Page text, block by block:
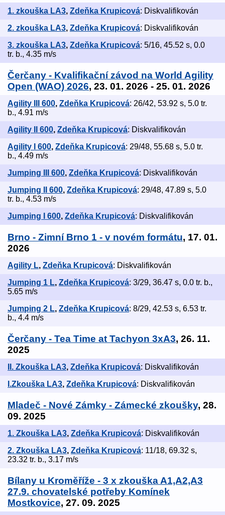
1. zkouška LA3, Zdeňka Krupicová: Diskvalifikován
2. zkouška LA3, Zdeňka Krupicová: Diskvalifikován
3. zkouška LA3, Zdeňka Krupicová: 5/16, 45.52 s, 0.0
tr. b., 4.35 m/s
Čerčany - Kvalifikační závod na World Agility
Open (WAO) 2026, 23. 01. 2026 - 25. 01. 2026
Agility III 600, Zdeňka Krupicová: 26/42, 53.92 s, 5.0 tr.
b., 4.91 m/s
Agility II 600, Zdeňka Krupicová: Diskvalifikován
Agility I 600, Zdeňka Krupicová: 29/48, 55.68 s, 5.0 tr.
b., 4.49 m/s
Jumping III 600, Zdeňka Krupicová: Diskvalifikován
Jumping II 600, Zdeňka Krupicová: 29/48, 47.89 s, 5.0
tr. b., 4.53 m/s
Jumping I 600, Zdeňka Krupicová: Diskvalifikován
Brno - Zimní Brno 1 - v novém formátu, 17. 01.
2026
Agility L, Zdeňka Krupicová: Diskvalifikován
Jumping 1 L, Zdeňka Krupicová: 3/29, 36.47 s, 0.0 tr. b.,
5.65 m/s
Jumping 2 L, Zdeňka Krupicová: 8/29, 42.53 s, 6.53 tr.
b., 4.4 m/s
Čerčany - Tea Time at Tachyon 3xA3, 26. 11.
2025
II. Zkouška LA3, Zdeňka Krupicová: Diskvalifikován
I.Zkouška LA3, Zdeňka Krupicová: Diskvalifikován
Mladeč - Nové Zámky - Zámecké zkoušky, 28.
09. 2025
1. Zkouška LA3, Zdeňka Krupicová: Diskvalifikován
2. Zkouška LA3, Zdeňka Krupicová: 11/18, 69.32 s,
23.32 tr. b., 3.17 m/s
Bílany u Kroměříže - 3 x zkouška A1,A2,A3
27.9. chovatelské potřeby Komínek
Mostkovice, 27. 09. 2025